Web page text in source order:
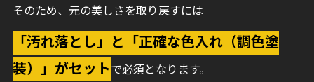
そのため、元の美しさを取り戻すには
「汚れ落とし」と「正確な色入れ（調色塗
装）」がセットで必須となります。